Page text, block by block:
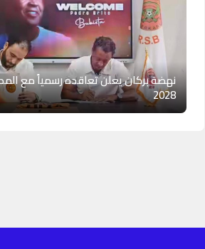
نهضة بركان يعلن تعاقده رسمياً مع
2028